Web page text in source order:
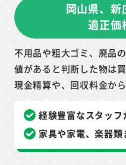
岡山県、新
適正価
不用品や粗大ゴミ、廃品
値があると判断した物は
現金精算や、回収料金か
経験豊富なスタッフ
家具や家電、楽器類